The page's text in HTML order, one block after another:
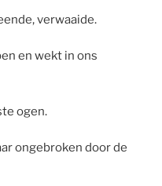
verwaaide.
en wekt in ons
ogen.
ongebroken door de